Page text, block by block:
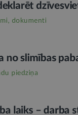
dokumenti
no slimības
piedziņa
laiks – darba